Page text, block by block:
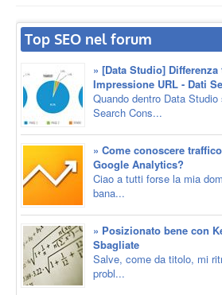
Top SEO nel forum
» [Data Studio]
Impressione URL - Dati
Quando dentro Data
Search Cons...
» Come conoscere
Google Analytics?
Ciao a tutti forse la mia
bana...
» Posizionato bene con
Sbagliate
Salve, come da titolo, mi
probl...